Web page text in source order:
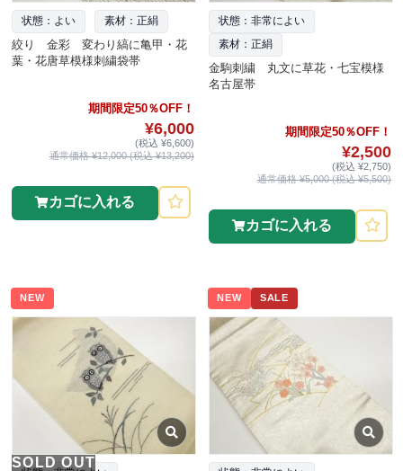
状態：よい 素材：正絹
絞り 金彩 変わり縞に亀甲・花
葉・花唐草模様刺繍袋帯
期間限定50％OFF！
¥6,000
(税込 ¥6,600)
通常価格 ¥12,000 (税込 ¥13,200)
カゴに入れる
状態：非常によい
素材：正絹
金駒刺繍 丸文に草花・七宝模様
名古屋帯
期間限定50％OFF！
¥2,500
(税込 ¥2,750)
通常価格 ¥5,000 (税込 ¥5,500)
カゴに入れる
NEW
SOLD OUT
NEW SALE